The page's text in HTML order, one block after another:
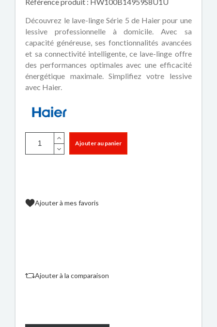
Découvrez le lave-linge Série 5 de Haier pour une
lessive professionnelle à domicile. Avec sa
capacité généreuse, ses fonctionnalités avancées
et sa connectivité intelligente, ce lave-linge offre
des performances optimales avec une efficacité
énergétique maximale. Simplifiez votre lessive
avec Haier.
Ajouter au panier
Ajouter à mes favoris
Ajouter à la comparaison